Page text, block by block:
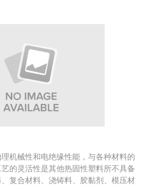
机械性和电绝缘性能，与各种材料的
的灵活性是其他热固性塑料所不具备
复合材料、浇铸料、胶黏剂、模压材